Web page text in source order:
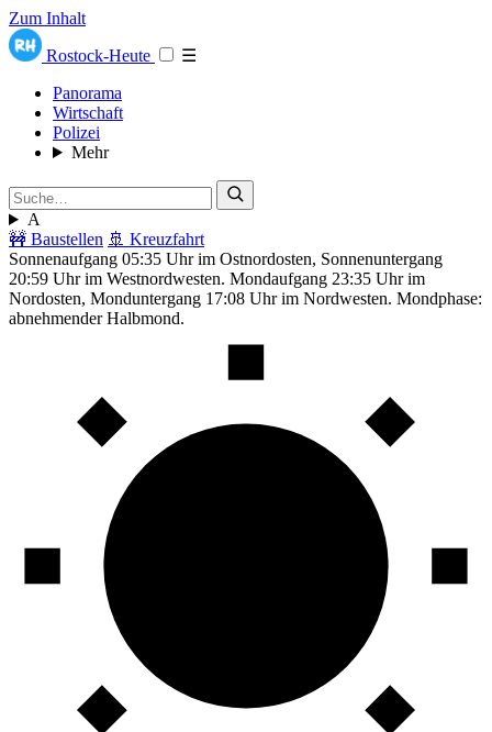
Zum Inhalt
Rostock-Heute
☰
Panorama
Wirtschaft
Polizei
Mehr
A
🚧 Baustellen 🚢 Kreuzfahrt
Sonnenaufgang 05:35 Uhr im Ostnordosten, Sonnenuntergang
20:59 Uhr im Westnordwesten. Mondaufgang 23:35 Uhr im
Nordosten, Monduntergang 17:08 Uhr im Nordwesten. Mondphase:
abnehmender Halbmond.